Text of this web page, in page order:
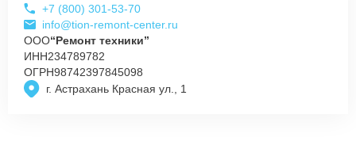
г. Астрахань Красная ул., 1
+7 (800) 301-53-70
info@tion-remont-center.ru
ООО“Ремонт техники”
ИНН234789782
ОГРН98742397845098